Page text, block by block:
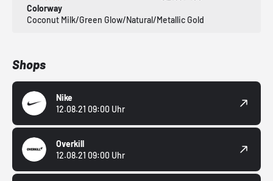
Colorway
Coconut Milk/Green Glow/Natural/Metallic Gold
Shops
Nike
12.08.21 09:00 Uhr
Overkill
12.08.21 09:00 Uhr